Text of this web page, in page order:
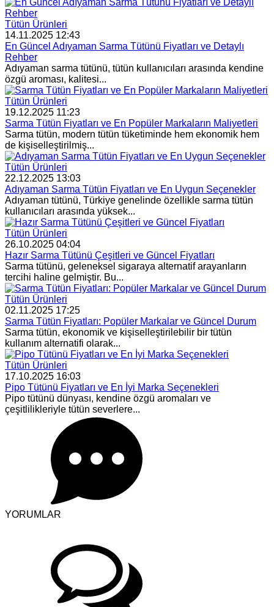
Tütün Ürünleri
14.11.2025 12:43
En Güncel Adıyaman Sarma Tütünü Fiyatları ve Detaylı
Rehber
Adıyaman sarma tütünü, tütün kullanıcıları arasında kendine
özgü aroması, kalitesi...
Tütün Ürünleri
19.12.2025 11:23
Sarma Tütün Fiyatları ve En Popüler Markaların Maliyetleri
Sarma tütün, modern tütün tüketiminde hem ekonomik hem
de kişiselleştirilmiş...
Tütün Ürünleri
22.12.2025 13:03
Adıyaman Sarma Tütün Fiyatları ve En Uygun Seçenekler
Adıyaman tütünü, Türkiye genelinde özellikle sarma tütün
kullanıcıları arasında yüksek...
Tütün Ürünleri
26.10.2025 04:04
Hazır Sarma Tütünü Çeşitleri ve Güncel Fiyatları
Sarma tütünü, geleneksel sigaraya alternatif arayanların
tercihi haline gelmiştir. Bu...
Tütün Ürünleri
02.11.2025 17:25
Sarma Tütün Fiyatları: Popüler Markalar ve Güncel Durum
Sarma tütün, ekonomik ve kişiselleştirilebilir bir tütün
kullanım alternatifi olarak...
Tütün Ürünleri
17.10.2025 16:03
Pipo Tütünü Fiyatları ve En İyi Marka Seçenekleri
Pipo tütünü dünyası, kendine özgü aromaları ve
çeşitlilikleriyle tütün severlere...
YORUMLAR